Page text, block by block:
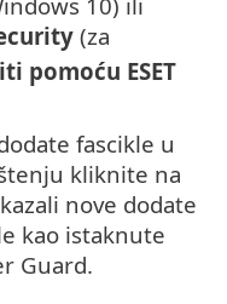
(za
pomoću ESET
fascikle u
kliknite na
nove dodate
kao istaknute
Guard.